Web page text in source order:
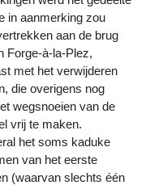
in aanmerking zou
aan de brug
Forge-à-la-Plez,
met het verwijderen
die overigens nog
wegsnoeien van de
vrij te maken.
het soms kaduke
van het eerste
(waarvan slechts één